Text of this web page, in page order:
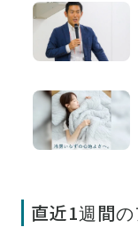
直近1週間